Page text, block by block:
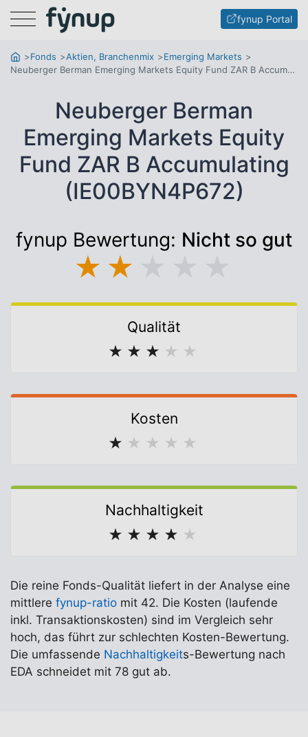
Menu fynup Portal
Fonds Aktien, Branchenmix
Emerging Markets
Neuberger Berman Emerging Markets Equity Fund ZAR B Accumulating
Neuberger Berman
Emerging Markets Equity
Fund ZAR B Accumulating
(IE00BYN4P672)
fynup Bewertung: Nicht so gut
★ ★
Qualität
★ ★ ★ ★ ★
Kosten
★ ★ ★ ★ ★
Nachhaltigkeit
★ ★ ★ ★ ★
Die reine Fonds-Qualität liefert in der Analyse eine
mittlere fynup-ratio mit 42. Die Kosten (laufende
inkl. Transaktionskosten) sind im Vergleich sehr
hoch, das führt zur schlechten Kosten-Bewertung.
Die umfassende Nachhaltigkeits-Bewertung nach
EDA schneidet mit 78 gut ab.